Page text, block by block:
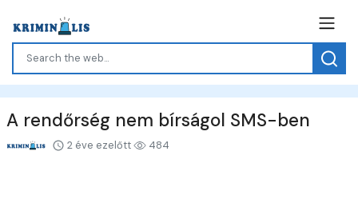
A rendőrség nem bírságol SMS-ben
2 éve ezelőtt 484